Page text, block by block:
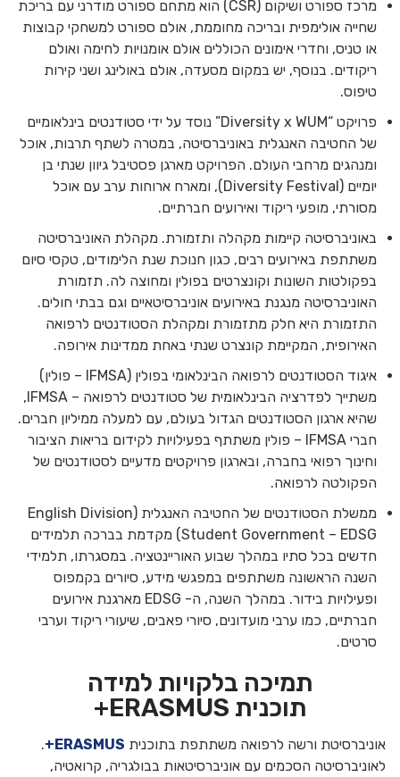
מרכז ספורט ושיקום (CSR) הוא מתחם ספורט מודרני עם בריכת
שחייה אולימפית ובריכה מחוממת, אולם ספורט למשחקי קבוצות
או טניס, וחדרי אימונים הכוללים אולם אומנויות לחימה ואולם
ריקודים. בנוסף, יש במקום מסעדה, אולם באולינג ושני קירות
טיפוס.
פרויקט “Diversity x WUM” נוסד על ידי סטודנטים בינלאומיים
של החטיבה האנגלית באוניברסיטה, במטרה לשתף תרבות, אוכל
ומנהגים מרחבי העולם. הפרויקט מארגן פסטיבל גיוון שנתי בן
יומיים (Diversity Festival), ומארח ארוחות ערב עם אוכל
מסורתי, מופעי ריקוד ואירועים חברתיים.
באוניברסיטה קיימות מקהלה ותזמורת. מקהלת האוניברסיטה
משתתפת באירועים רבים, כגון חנוכת שנת הלימודים, טקסי סיום
בפקולטות השונות וקונצרטים בפולין ומחוצה לה. תזמורת
האוניברסיטה מנגנת באירועים אוניברסיטאיים וגם בבתי חולים.
התזמורת היא חלק מתזמורת ומקהלת הסטודנטים לרפואה
האירופית, המקיימת קונצרט שנתי באחת ממדינות אירופה.
איגוד הסטודנטים לרפואה הבינלאומי בפולין (IFMSA – פולין)
משתייך לפדרציה הבינלאומית של סטודנטים לרפואה – IFMSA,
שהיא ארגון הסטודנטים הגדול בעולם, עם למעלה ממיליון חברים.
חברי IFMSA – פולין משתתף בפעילויות לקידום בריאות הציבור
וחינוך רפואי בחברה, ובארגון פרויקטים מדעיים לסטודנטים של
הפקולטה לרפואה.
ממשלת הסטודנטים של החטיבה האנגלית (English Division
Student Government – EDSG) מקדמת בברכה תלמידים
חדשים בכל סתיו במהלך שבוע האוריינטציה. במסגרתו, תלמידי
השנה הראשונה משתתפים במפגשי מידע, סיורים בקמפוס
ופעילויות בידור. במהלך השנה, ה- EDSG מארגנת אירועים
חברתיים, כמו ערבי מועדונים, סיורי פאבים, שיעורי ריקוד וערבי
סרטים.
תמיכה בלקויות למידה
תוכנית ERASMUS+
אוניברסיטת ורשה לרפואה משתתפת בתוכנית ERASMUS+
.
לאוניברסיטה הסכמים עם אוניברסיטאות בבולגריה, קרואטיה,